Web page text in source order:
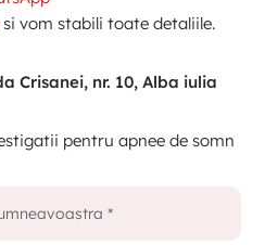
si vom stabili toate detaliile.
Crisanei, nr. 10, Alba iulia
pentru apnee de somn